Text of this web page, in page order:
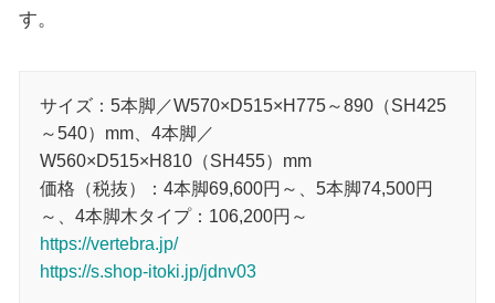
す。
サイズ：5本脚／W570×D515×H775～890（SH425
～540）mm、4本脚／
W560×D515×H810（SH455）mm
価格（税抜）：4本脚69,600円～、5本脚74,500円
～、4本脚木タイプ：106,200円～
https://vertebra.jp/
https://s.shop-itoki.jp/jdnv03